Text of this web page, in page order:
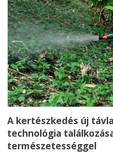
A kertészkedés új
technológia
természetességgel